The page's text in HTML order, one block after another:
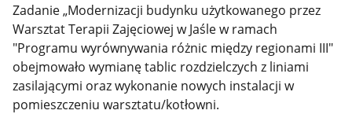
Zadanie „Modernizacji budynku użytkowanego przez
Warsztat Terapii Zajęciowej w Jaśle w ramach
"Programu wyrównywania różnic między regionami III"
obejmowało wymianę tablic rozdzielczych z liniami
zasilającymi oraz wykonanie nowych instalacji w
pomieszczeniu warsztatu/kotłowni.